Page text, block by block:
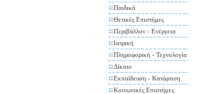
Παιδικά
Θετικές Επιστήμες
Περιβάλλον - Ενέργεια
Ιατρική
Πληροφορική - Τεχνολογία
Δίκαιο
Εκπαίδευση - Κατάρτιση
Κοινωνικές Επιστήμες